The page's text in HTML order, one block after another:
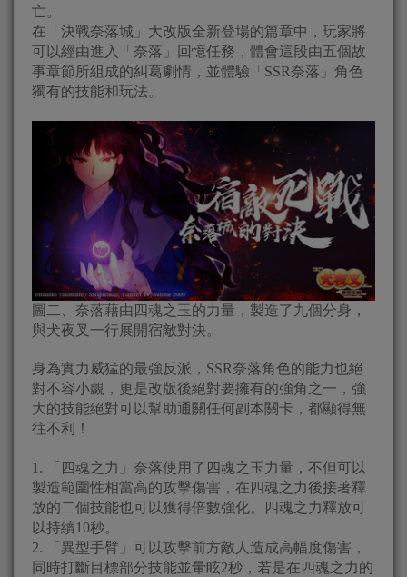
亡。
在「決戰奈落城」大改版全新登場的篇章中，玩家將
可以經由進入「奈落」回憶任務，體會這段由五個故
事章節所組成的糾葛劇情，並體驗「SSR奈落」角色
獨有的技能和玩法。
圖二、奈落藉由四魂之玉的力量，製造了九個分身，
與犬夜叉一行展開宿敵對決。
身為實力威猛的最強反派，SSR奈落角色的能力也絕
對不容小覷，更是改版後絕對要擁有的強角之一，強
大的技能絕對可以幫助通關任何副本關卡，都顯得無
往不利！
1. 「四魂之力」奈落使用了四魂之玉力量，不但可以
製造範圍性相當高的攻擊傷害，在四魂之力後接著釋
放的二個技能也可以獲得倍數強化。四魂之力釋放可
以持續10秒。
2. 「異型手臂」可以攻擊前方敵人造成高幅度傷害，
同時打斷目標部分技能並暈眩2秒，若是在四魂之力的